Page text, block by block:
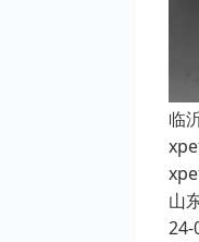
临
山
24-